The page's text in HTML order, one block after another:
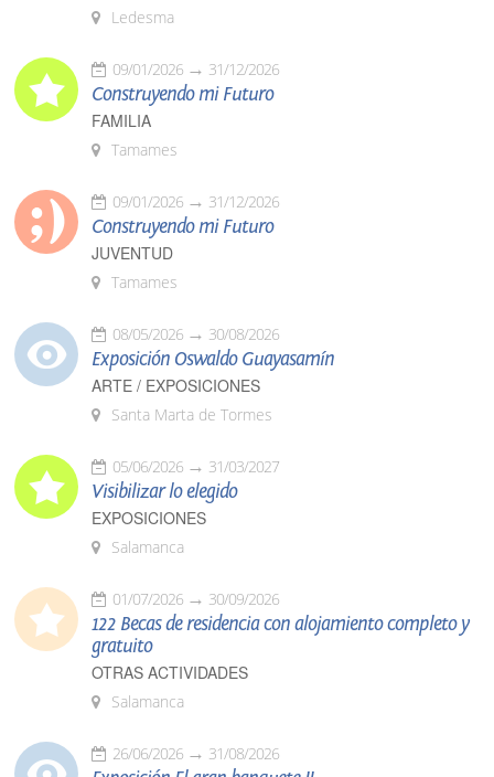
Ledesma
09/01/2026 31/12/2026
Construyendo mi Futuro
FAMILIA
Tamames
09/01/2026 31/12/2026
Construyendo mi Futuro
JUVENTUD
Tamames
08/05/2026 30/08/2026
Exposición Oswaldo Guayasamín
ARTE / EXPOSICIONES
Santa Marta de Tormes
05/06/2026 31/03/2027
Visibilizar lo elegido
EXPOSICIONES
Salamanca
01/07/2026 30/09/2026
122 Becas de residencia con alojamiento completo y
gratuito
OTRAS ACTIVIDADES
Salamanca
26/06/2026 31/08/2026